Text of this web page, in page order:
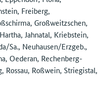
Freiberg,
Großweitzschen,
Jahnatal, Kriebstein,
Sa., Neuhausen/Erzgeb.,
Oederan, Rechenberg-
Rossau, Roßwein, Striegistal,